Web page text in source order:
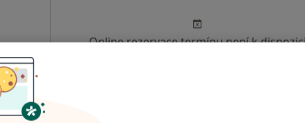
Online rezervace termínu není k